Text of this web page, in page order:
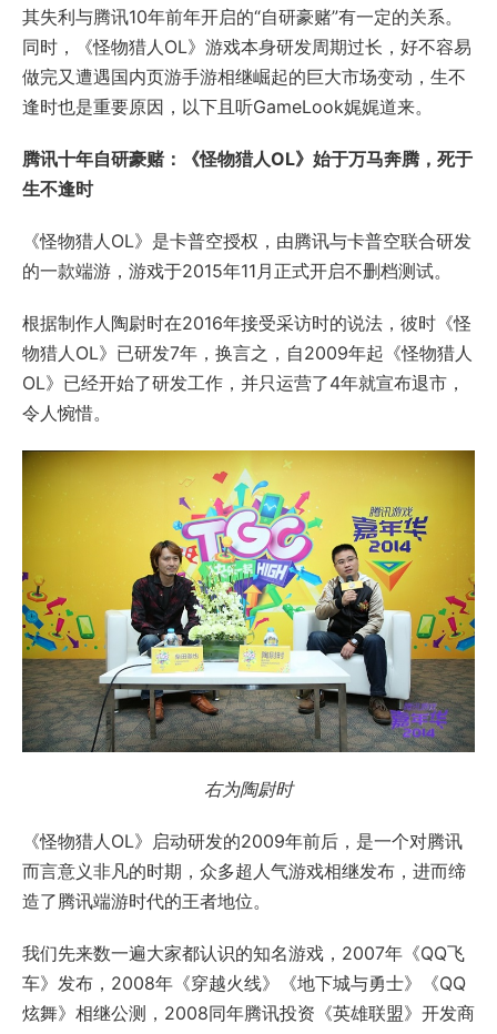
其失利与腾讯10年前年开启的“自研豪赌”有一定的关系。
同时，《怪物猎人OL》游戏本身研发周期过长，好不容易
做完又遭遇国内页游手游相继崛起的巨大市场变动，生不
逢时也是重要原因，以下且听GameLook娓娓道来。
腾讯十年自研豪赌：《怪物猎人OL》始于万马奔腾，死于
生不逢时
《怪物猎人OL》是卡普空授权，由腾讯与卡普空联合研发
的一款端游，游戏于2015年11月正式开启不删档测试。
根据制作人陶尉时在2016年接受采访时的说法，彼时《怪
物猎人OL》已研发7年，换言之，自2009年起《怪物猎人
OL》已经开始了研发工作，并只运营了4年就宣布退市，
令人惋惜。
右为陶尉时
《怪物猎人OL》启动研发的2009年前后，是一个对腾讯
而言意义非凡的时期，众多超人气游戏相继发布，进而缔
造了腾讯端游时代的王者地位。
我们先来数一遍大家都认识的知名游戏，2007年《QQ飞
车》发布，2008年《穿越火线》《地下城与勇士》《QQ
炫舞》相继公测，2008同年腾讯投资《英雄联盟》开发商